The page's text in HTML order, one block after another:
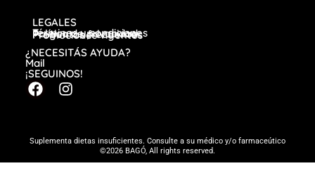
LEGALES
Términos y condiciones
Política de privacidad
Preguntas frecuentes
Promociones vigentes
¿NECESITÁS AYUDA?
Mail
¡SEGUINOS!
Suplementa dietas insuficientes. Consulte a su médico y/o farmaceútico
©2026 BAGÓ, All rights reserved.